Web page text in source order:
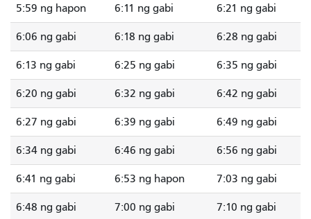
5:59 ng hapon 6:11 ng gabi 6:21 ng gabi
6:06 ng gabi 6:18 ng gabi 6:28 ng gabi
6:13 ng gabi 6:25 ng gabi 6:35 ng gabi
6:20 ng gabi 6:32 ng gabi 6:42 ng gabi
6:27 ng gabi 6:39 ng gabi 6:49 ng gabi
6:34 ng gabi 6:46 ng gabi 6:56 ng gabi
6:41 ng gabi 6:53 ng hapon 7:03 ng gabi
6:48 ng gabi 7:00 ng gabi 7:10 ng gabi